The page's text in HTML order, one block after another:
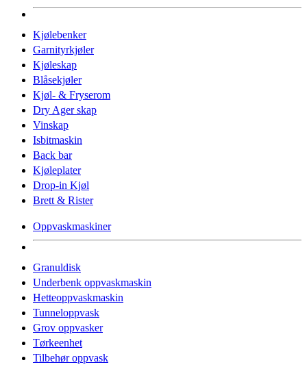
Kjølebenker
Garnityrkjøler
Kjøleskap
Blåsekjøler
Kjøl- & Fryserom
Dry Ager skap
Vinskap
Isbitmaskin
Back bar
Kjøleplater
Drop-in Kjøl
Brett & Rister
Oppvaskmaskiner
Granuldisk
Underbenk oppvaskmaskin
Hetteoppvaskmaskin
Tunneloppvask
Grov oppvasker
Tørkeenhet
Tilbehør oppvask